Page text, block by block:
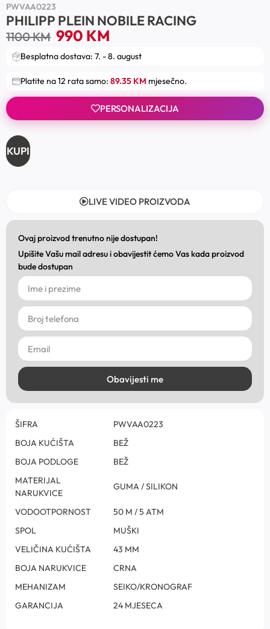
PWVAA0223
PHILIPP PLEIN NOBILE RACING
1100KM 990 KM
Besplatna dostava: 7. - 8. august
Platite na 12 rata samo: 89.35 KM mjesečno.
PERSONALIZACIJA
KUPI
LIVE VIDEO PROIZVODA
Ovaj proizvod trenutno nije dostupan!
Upišite Vašu mail adresu i obavijestit ćemo Vas kada proizvod
bude dostupan
Obavijesti me
ŠIFRA
PWVAA0223
BOJA KUĆIŠTA
BEŽ
BOJA PODLOGE
BEŽ
MATERIJAL
NARUKVICE
GUMA / SILIKON
VODOOTPORNOST
50 M / 5 ATM
SPOL
MUŠKI
VELIČINA KUĆIŠTA
43 MM
BOJA NARUKVICE
CRNA
MEHANIZAM
SEIKO/KRONOGRAF
GARANCIJA
24 MJESECA